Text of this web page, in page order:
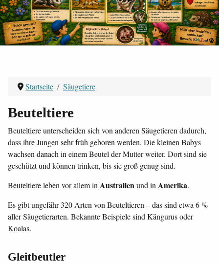
Startseite Säugetiere
Beuteltiere
Beuteltiere unterscheiden sich von anderen Säugetieren dadurch,
dass ihre Jungen sehr früh geboren werden. Die kleinen Babys
wachsen danach in einem Beutel der Mutter weiter. Dort sind sie
geschützt und können trinken, bis sie groß genug sind.
Beuteltiere leben vor allem in Australienund in Amerika.
Es gibt ungefähr 320 Arten von Beuteltieren – das sind etwa 6 %
aller Säugetierarten. Bekannte Beispiele sind Kängurus oder
Koalas.
Gleitbeutler